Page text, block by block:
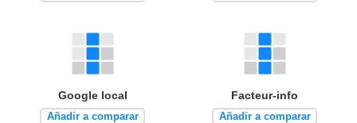
Google local
Añadir a comparar
Facteur-info
Añadir a comparar